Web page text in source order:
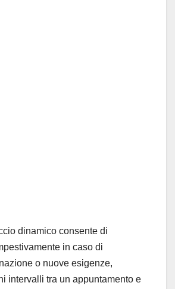
dinamico consente di
in caso di
o nuove esigenze,
intervalli tra un appuntamento e